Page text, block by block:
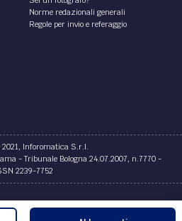
Norme redazionali generali
Regole per invio e referaggio
Inforomatica S.r.l.
- Tribunale Bologna 24.07.2007, n.7770 -
2239-7752